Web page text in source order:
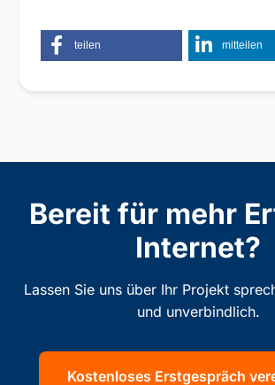
teilen mitteilen
Bereit für mehr
Internet?
Lassen Sie uns über Ihr Projekt
und unverbindlich.
Kostenloses Erstgespräch